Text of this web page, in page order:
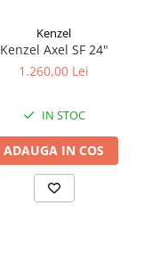
Kenzel
Kenzel Axel SF 24"
1.260,00 Lei
IN STOC
ADAUGA IN COS